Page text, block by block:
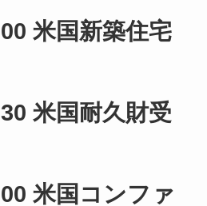
米国新築住宅
米国耐久財受
米国コンファ